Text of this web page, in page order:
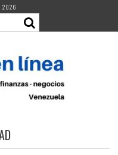
2026